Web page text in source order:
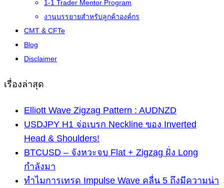
1-1 Trader Mentor Program
งานบรรยายสำหรับลูกค้าองค์กร
CMT & CFTe
Blog
Disclaimer
เรื่องล่าสุด
Elliott Wave Zigzag Pattern : AUDNZD
USDJPY H1 จ่อเบรก Neckline ของ Inverted
Head & Shoulders!
BTCUSD – จังหวะจบ Flat + Zigzag ฝั่ง Long
กำลังมา
ทำไมการเทรด Impulse Wave คลื่น 5 ถึงมีความน่า